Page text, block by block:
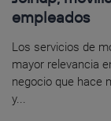
empleados
Los servicios de
mayor relevancia
negocio que hace
y...